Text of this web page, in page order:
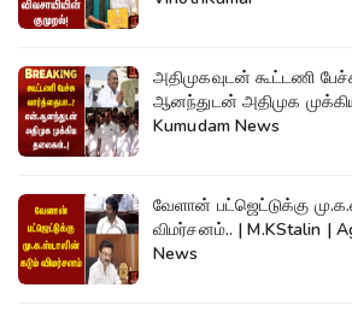
அதிமுகவுடன் கூட்டணி
ஆனந்துடன் அதிமுக
Kumudam News
வேளான் பட்ஜெட்டுக்கு
விமர்சனம்.. | M.KStalin | Agri
News